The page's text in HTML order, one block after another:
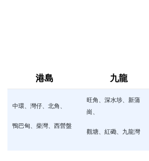
港島 九龍
中環、灣仔、北角、
鴨巴甸、柴灣、西營盤
旺角、深水埗、新蒲
崗、
觀塘、紅磡、九龍灣